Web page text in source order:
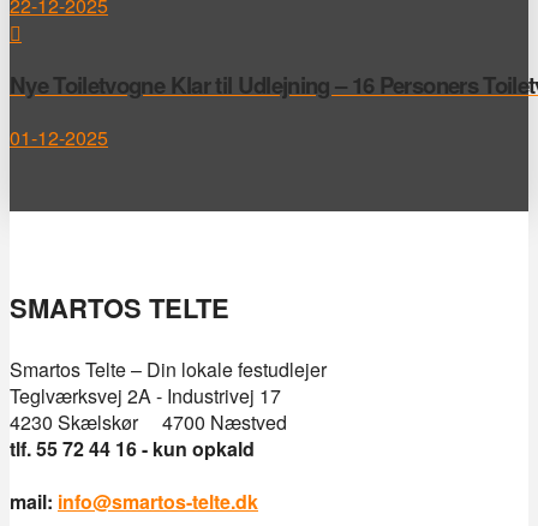
Nye Toiletvogne Klar til Udlejning – 16 Personers
01-12-2025
SMARTOS TELTE
Smartos Telte – Din lokale festudlejer
Teglværksvej 2A - Industrivej 17
4230 Skælskør 4700 Næstved
tlf. 55 72 44 16 - kun opkald
mail: info@smartos-telte.dk